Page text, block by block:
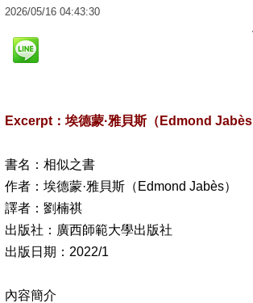
2026/05/16 04:43:30
Excerpt ：埃德蒙·雅貝斯（ Edmond Jabès
書名：相似之書
作者：埃德蒙·雅貝斯（ Edmond Jabès）
譯者：劉楠祺
出版社：廣西師範大學出版社
出版日期： 2022/1
內容簡介